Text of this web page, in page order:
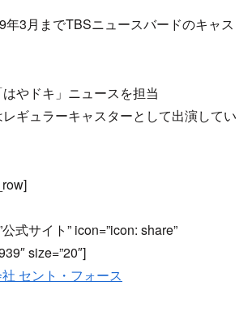
年3月までTBSニュースバードのキャス
やドキ」ニュースを担当
ギュラーキャスターとして出演してい
式サイト” icon=”icon: share”
size=”20″]
セント・フォース